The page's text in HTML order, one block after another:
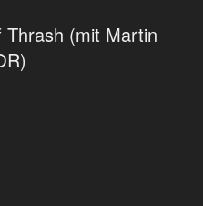
(mit Martin